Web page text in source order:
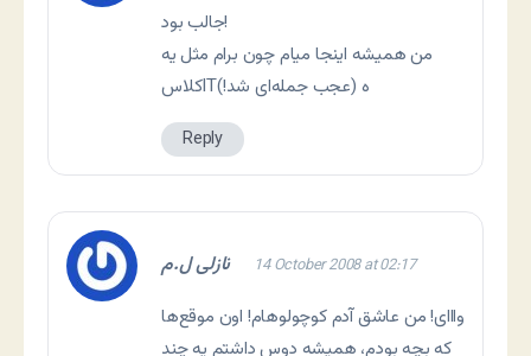
جالب بود!
من همیشه اینجا میام چون برام مثل یه
کلاسITه (عجب جمله‌ای شد!)
Reply
نازلی ل.م 14 October 2008 at 02:17
وااای! من عاشق آدم کوچولوهام! اون موقع‌ها
که بچه بودم، همیشه دوس داشتم یه چند